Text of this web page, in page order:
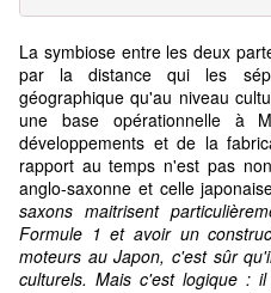
La symbiose entre les deux
par la distance qui les
géographique qu'au niveau
une base opérationnelle à
développements et de la
rapport au temps n'est pas
anglo-saxonne et celle
saxons maitrisent
Formule 1 et avoir un
moteurs au Japon, c'est sûr
culturels. Mais c'est logique :